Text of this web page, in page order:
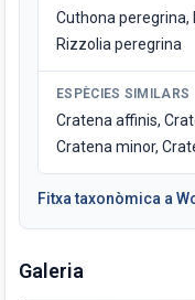
Cuthona peregrina,
Rizzolia peregrina
ESPÈCIES SIMILARS
Cratena affinis,
Cratena minor,
Fitxa taxonòmica a
Galeria